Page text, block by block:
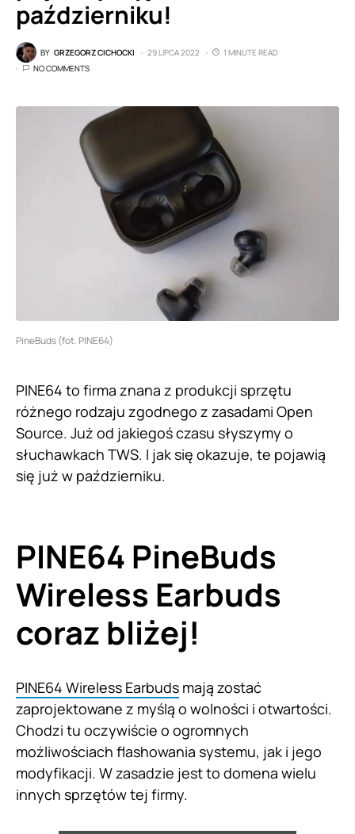
październiku!
BY GRZEGORZ CICHOCKI 29 LIPCA 2022
1 MINUTE READ
NO COMMENTS
PineBuds (fot. PINE64)
PINE64 to firma znana z produkcji sprzętu
różnego rodzaju zgodnego z zasadami Open
Source. Już od jakiegoś czasu słyszymy o
słuchawkach TWS. I jak się okazuje, te pojawią
się już w październiku.
PINE64 PineBuds
Wireless Earbuds
coraz bliżej!
PINE64 Wireless Earbuds mają zostać
zaprojektowane z myślą o wolności i otwartości.
Chodzi tu oczywiście o ogromnych
możliwościach flashowania systemu, jak i jego
modyfikacji. W zasadzie jest to domena wielu
innych sprzętów tej firmy.